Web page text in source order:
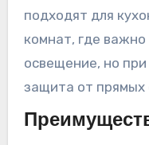
подходят для
комнат, где
освещение, но
защита от прямых